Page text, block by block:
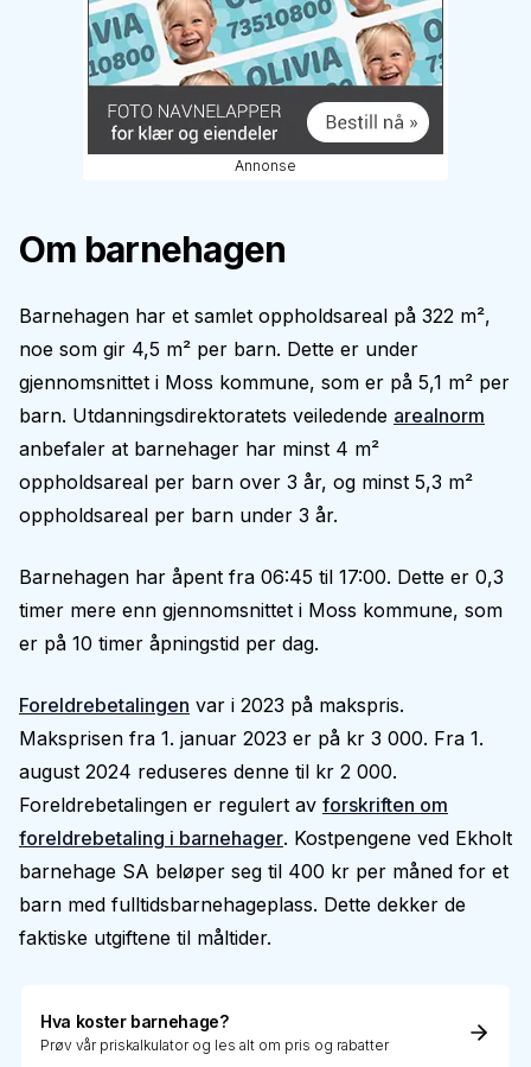
Annonse
Om barnehagen
Barnehagen har et samlet oppholdsareal på 322 m²,
noe som gir 4,5 m² per barn. Dette er under
gjennomsnittet i Moss kommune, som er på 5,1 m² per
barn. Utdanningsdirektoratets veiledende arealnorm
anbefaler at barnehager har minst 4 m²
oppholdsareal per barn over 3 år, og minst 5,3 m²
oppholdsareal per barn under 3 år.
Barnehagen har åpent fra 06:45 til 17:00. Dette er 0,3
timer mere enn gjennomsnittet i Moss kommune, som
er på 10 timer åpningstid per dag.
Foreldrebetalingen var i 2023 på makspris.
Maksprisen fra 1. januar 2023 er på kr 3 000. Fra 1.
august 2024 reduseres denne til kr 2 000.
Foreldrebetalingen er regulert av forskriften om
foreldrebetaling i barnehager. Kostpengene ved Ekholt
barnehage SA beløper seg til 400 kr per måned for et
barn med fulltidsbarnehageplass. Dette dekker de
faktiske utgiftene til måltider.
Hva koster barnehage?
Prøv vår priskalkulator og les alt om pris og rabatter